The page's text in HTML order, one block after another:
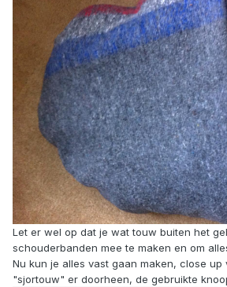
Let er wel op dat je wat touw buiten het
schouderbanden mee te maken en om
Nu kun je alles vast gaan maken, close up
"sjortouw" er doorheen, de gebruikte